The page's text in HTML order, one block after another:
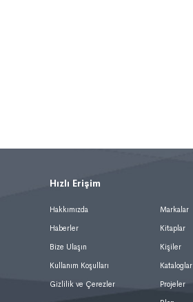
Hızlı Erişim
Hakkımızda
Haberler
Bize Ulaşın
Kullanım Koşulları
Gizlilik ve Çerezler
Markalar
Kitaplar
Kişiler
Kataloglar
Projeler